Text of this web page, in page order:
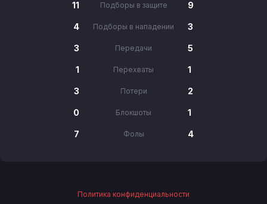
11 Подборы в защите 9
4 Подборы в нападении 3
3 Передачи 5
1 Перехваты 1
3 Потери 2
0 Блокшоты 1
7 Фолы 4
Политика конфиденциальности